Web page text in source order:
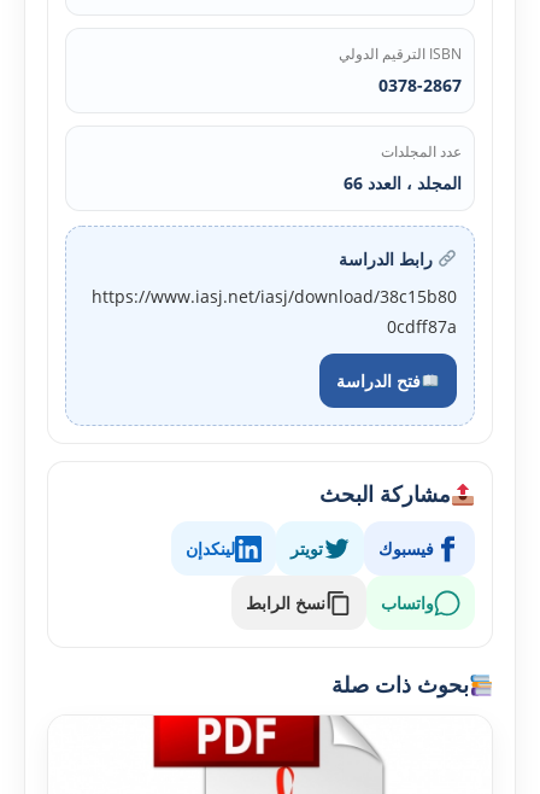
ISBN الترقيم الدولي
0378-2867
عدد المجلدات
المجلد ، العدد 66
رابط الدراسة
https://www.iasj.net/iasj/download/38c15b80
0cdff87a
فتح الدراسة
مشاركة البحث
فيسبوك تويتر لينكدإن
واتساب نسخ الرابط
بحوث ذات صلة